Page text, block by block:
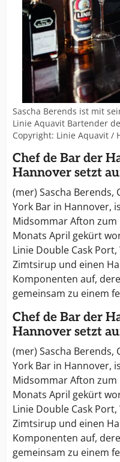
Sascha Berends ist mit
Linie Aquavit Bartender
Copyright: Linie Aquavit /
Chef de Bar der
Hannover setzt
(mer) Sascha Berends,
York Bar in Hannover,
Midsommar Afton zum
Monats April gekürt
Linie Double Cask
Zimtsirup und einen
Komponenten auf,
gemeinsam zu einem
Chef de Bar der
Hannover setzt
(mer) Sascha Berends,
York Bar in Hannover,
Midsommar Afton zum
Monats April gekürt
Linie Double Cask
Zimtsirup und einen
Komponenten auf,
gemeinsam zu einem